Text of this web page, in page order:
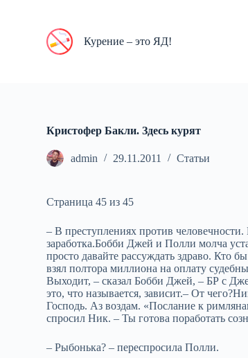
Курение – это ЯД!
Кристофер Бакли. Здесь курят
admin 29.11.2011 Статьи
Страница 45 из 45
– В преступлениях против
заработка.Бобби Джей и Полли молча
просто давайте рассуждать здраво. Кто
взял полтора миллиона на оплату
Выходит, – сказал Бобби Джей, – БР с
это, что называется, зависит.– От
Господь. Аз воздам. «Послание к
спросил Ник. – Ты готова поработать
– Рыбонька? – переспросила Полли.